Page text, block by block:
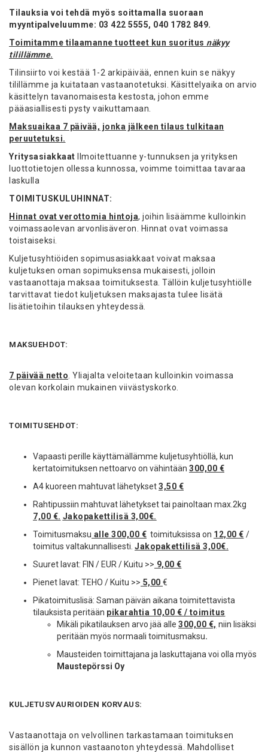
Tilauksia voi tehdä myös soittamalla suoraan
myyntipalveluumme: 03 422 5555, 040 1782 849.
Toimitamme tilaamanne tuotteet kun suoritus näkyy
tilillämme.
Tilinsiirto voi kestää 1-2 arkipäivää, ennen kuin se näkyy
tilillämme ja kuitataan vastaanotetuksi. Käsittelyaika on arvio
käsittelyn tavanomaisesta kestosta, johon emme
pääasiallisesti pysty vaikuttamaan.
Maksuaikaa 7 päivää, jonka jälkeen tilaus tulkitaan
peruutetuksi.
Yritysasiakkaat Ilmoitettuanne y-tunnuksen ja yrityksen
luottotietojen ollessa kunnossa, voimme toimittaa tavaraa
laskulla
TOIMITUSKULUHINNAT:
Hinnat ovat verottomia hintoja, joihin lisäämme kulloinkin
voimassaolevan arvonlisäveron. Hinnat ovat voimassa
toistaiseksi.
Kuljetusyhtiöiden sopimusasiakkaat voivat maksaa
kuljetuksen oman sopimuksensa mukaisesti, jolloin
vastaanottaja maksaa toimituksesta. Tällöin kuljetusyhtiölle
tarvittavat tiedot kuljetuksen maksajasta tulee lisätä
lisätietoihin tilauksen yhteydessä.
MAKSUEHDOT:
7 päivää netto . Yliajalta veloitetaan kulloinkin voimassa
olevan korkolain mukainen viivästyskorko.
TOIMITUSEHDOT:
Vapaasti perille käyttämällämme kuljetusyhtiöllä, kun
kertatoimituksen nettoarvo on vähintään 300,00 €
A4 kuoreen mahtuvat lähetykset3,50 €
Rahtipussiin mahtuvat lähetykset tai painoltaan max.2kg
7,00 €. Jakopakettilisä 3,00€.
Toimitusmaksu alle 300,00 € toimituksissa on 12,00 € /
toimitus valtakunnallisesti. Jakopakettilisä 3,00€.
Suuret lavat: FIN / EUR / Kuitu >> 9,00 €
Pienet lavat: TEHO / Kuitu >> 5,00 €
Pikatoimituslisä: Saman päivän aikana toimitettavista
tilauksista peritään pikarahtia 10,00 € / toimitus
Mikäli pikatilauksen arvo jää alle 300,00 €, niin lisäksi
peritään myös normaali toimitusmaksu.
Mausteiden toimittajana ja laskuttajana voi olla myös
Maustepörssi Oy
KULJETUSVAURIOIDEN KORVAUS:
Vastaanottaja on velvollinen tarkastamaan toimituksen
sisällön ja kunnon vastaanoton yhteydessä. Mahdolliset